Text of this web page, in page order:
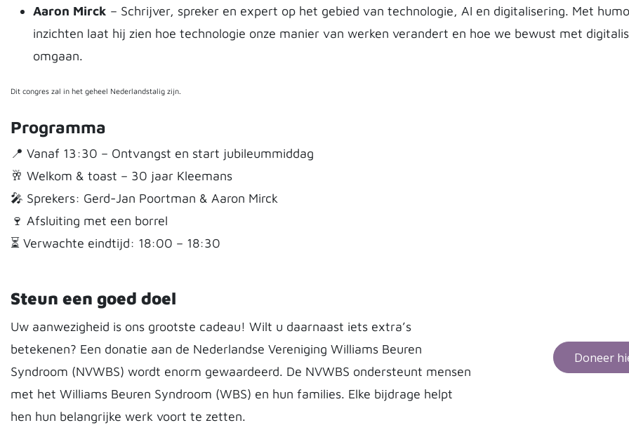
Aaron Mirck – Schrijver, spreker en expert op het gebied van technologie, AI en digitalisering. Met
inzichten laat hij zien hoe technologie onze manier van werken verandert en hoe we bewust met
omgaan.
Dit congres zal in het geheel Nederlandstalig zijn.
Programma
📍 Vanaf 13:30 – Ontvangst en start jubileummiddag
🥂 Welkom & toast – 30 jaar Kleemans
🎤 Sprekers: Gerd-Jan Poortman & Aaron Mirck
🍷 Afsluiting met een borrel
⏳ Verwachte eindtijd: 18:00 – 18:30
Steun een goed doel
Uw aanwezigheid is ons grootste cadeau! Wilt u daarnaast iets extra’s
betekenen? Een donatie aan de Nederlandse Vereniging Williams Beuren
Syndroom (NVWBS) wordt enorm gewaardeerd. De NVWBS ondersteunt mensen
met het Williams Beuren Syndroom (WBS) en hun families. Elke bijdrage helpt
hen hun belangrijke werk voort te zetten.
Doneer